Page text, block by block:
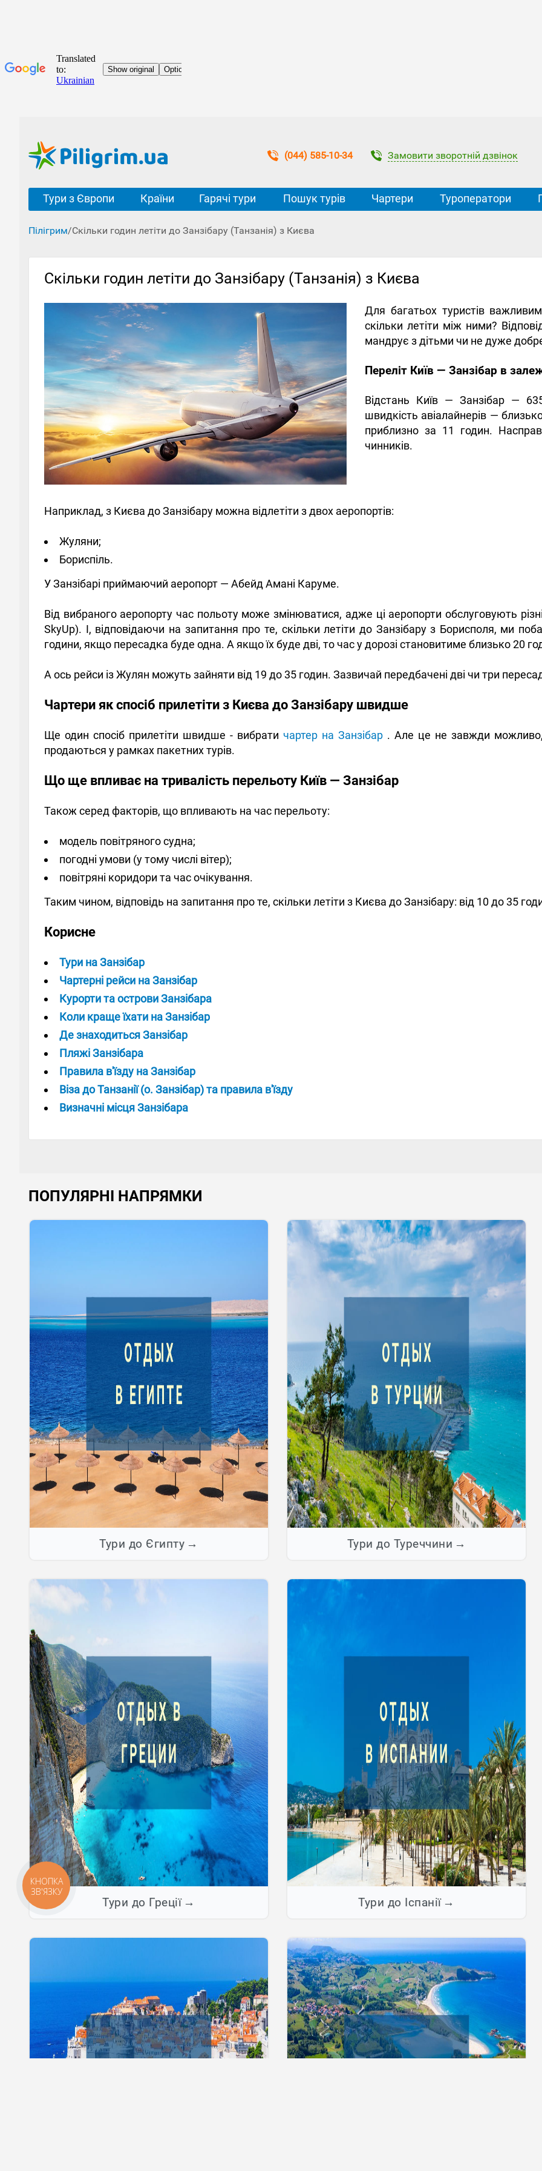
(044) 585-10-34 Замовити зворотній дзвінок
Тури з Європи Країни Гарячі тури Пошук турів Чартери Туроператори
Пілігрим/Скільки годин летіти до Занзібару (Танзанія) з Києва
Скільки годин летіти до Занзібару (Танзанія) з Києва
Для багатьох туристів
скільки летіти між ними?
мандрує з дітьми чи не дуже
Переліт Київ — Занзібар в
Відстань Київ — Занзібар —
швидкість авіалайнерів —
приблизно за 11 годин.
чинників.
Наприклад, з Києва до Занзібару можна відлетіти з двох аеропортів:
Жуляни;
Бориспіль.
У Занзібарі приймаючий аеропорт — Абейд Амані Каруме.
Від вибраного аеропорту час польоту може змінюватися, адже ці аеропорти обслуговують
SkyUp). І, відповідаючи на запитання про те, скільки летіти до Занзібару з Борисполя, ми
години, якщо пересадка буде одна. А якщо їх буде дві, то час у дорозі становитиме близько 20
А ось рейси із Жулян можуть зайняти від 19 до 35 годин. Зазвичай передбачені дві чи три
Чартери як спосіб прилетіти з Києва до Занзібару швидше
Ще один спосіб прилетіти швидше - вибрати чартер на Занзібар . Але це не завжди
продаються у рамках пакетних турів.
Що ще впливає на тривалість перельоту Київ — Занзібар
Також серед факторів, що впливають на час перельоту:
модель повітряного судна;
погодні умови (у тому числі вітер);
повітряні коридори та час очікування.
Таким чином, відповідь на запитання про те, скільки летіти з Києва до Занзібару: від 10 до 35
Корисне
Тури на Занзібар
Чартерні рейси на Занзібар
Курорти та острови Занзібара
Коли краще їхати на Занзібар
Де знаходиться Занзібар
Пляжі Занзібара
Правила в'їзду на Занзібар
Віза до Танзанії (о. Занзібар) та правила в'їзду
Визначні місця Занзібара
ПОПУЛЯРНІ НАПРЯМКИ
Тури до Єгипту Тури до Туреччини
Тури до Греції Тури до Іспанії
КНОПКА
ЗВ'ЯЗКУ